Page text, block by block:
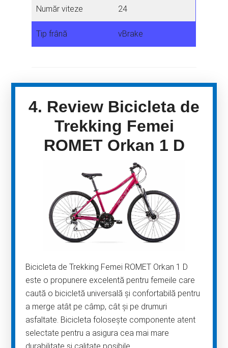
Număr viteze 24
Tip frână vBrake
4. Review Bicicleta de
Trekking Femei
ROMET Orkan 1 D
Bicicleta de Trekking Femei ROMET Orkan 1 D
este o propunere excelentă pentru femeile care
caută o bicicletă universală și confortabilă pentru
a merge atât pe câmp, cât și pe drumuri
asfaltate. Bicicleta folosește componente atent
selectate pentru a asigura cea mai mare
durabilitate și calitate posibile.